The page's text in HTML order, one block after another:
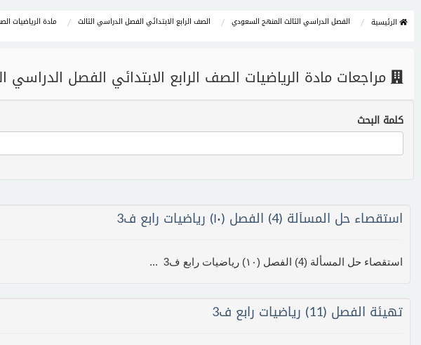
الرئيسية الفصل الدراسي الثالث المنهج السعودي الصف الرابع الابتدائي الفصل الدراسي الثالث مادة الرياضيات
مراجعات مادة الرياضيات الصف الرابع الابتدائي الفصل الدراسي
كلمة البحث
استقصاء حل المسألة (4) الفصل (١٠) رياضيات رابع ف3
استقصاء حل المسألة (4) الفصل (١٠) رياضيات رابع ف3 ...
تهيئة الفصل (11) رياضيات رابع ف3